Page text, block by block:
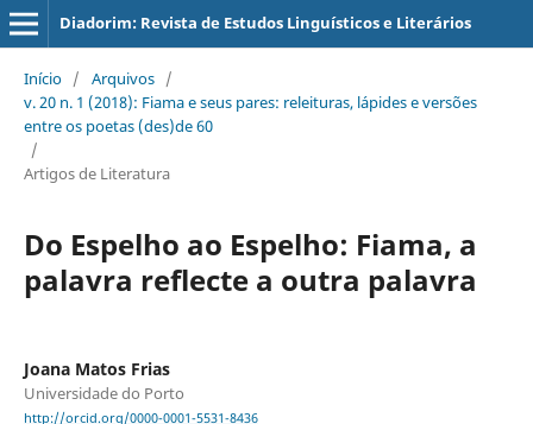
Diadorim: Revista de Estudos Linguísticos e Literários
Início / Arquivos /
v. 20 n. 1 (2018): Fiama e seus pares: releituras, lápides e versões
entre os poetas (des)de 60
/
Artigos de Literatura
Do Espelho ao Espelho: Fiama, a
palavra reflecte a outra palavra
Joana Matos Frias
Universidade do Porto
http://orcid.org/0000-0001-5531-8436